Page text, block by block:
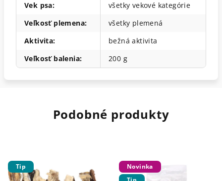
Vek psa:
všetky vekové kategórie
Veľkosť plemena:
všetky plemená
Aktivita:
bežná aktivita
Veľkosť balenia: 200 g
Podobné produkty
Tip
Novinka